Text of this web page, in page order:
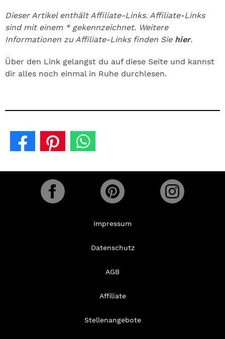
Dieser Artikel enthält Affiliate-Links. Affiliate-Links
sind mit einem * gekennzeichnet. Weitere
Informationen zu Affiliate-Links finden Sie hier.
Über den Link gelangst du auf diese Seite und kannst
dir alles noch einmal in Ruhe durchlesen.
Impressum
Datenschutz
AGB
Affiliate
Stellenangebote